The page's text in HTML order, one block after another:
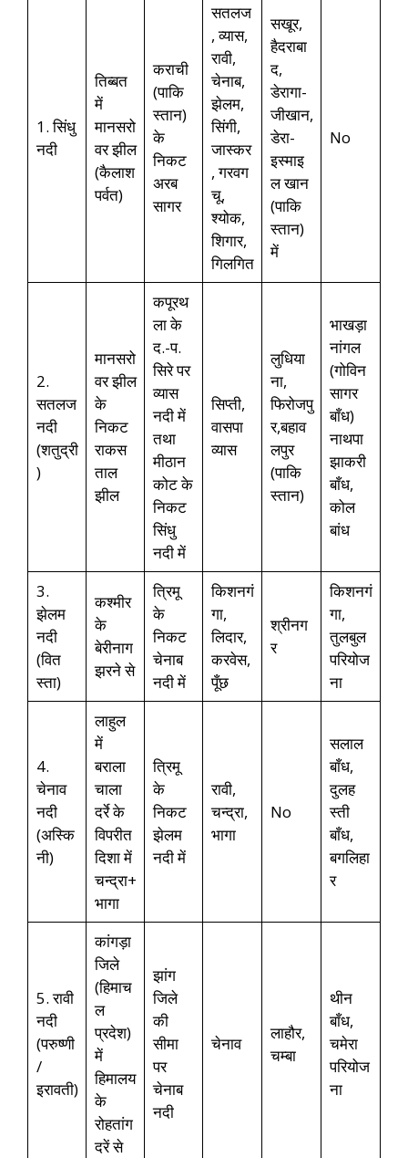
1. सिंधु
नदी
तिब्बत
में
मानसरो
वर झील
(कैलाश
पर्वत)
कराची
(पाकि
स्तान)
के
निकट
अरब
सागर
सतलज
, व्यास,
रावी,
चेनाब,
झेलम,
सिंगी,
जास्कर
, गरवग
चू,
श्योक,
शिगार,
गिलगित
सखूर,
हैदराबा
द,
डेरागा-
जीखान,
डेरा-
इस्माइ
ल खान
(पाकि
स्तान)
में
No
2.
सतलज
नदी
(शतुद्री
)
मानसरो
वर झील
के
निकट
राकस
ताल
झील
कपूरथ
ला के
द.-प.
सिरे पर
व्यास
नदी में
तथा
मीठान
कोट के
निकट
सिंधु
नदी में
सिप्ती,
वासपा
व्यास
लुधिया
ना,
फिरोजपु
र,बहाव
लपुर
(पाकि
स्तान)
भाखड़ा
नांगल
(गोविन
सागर
बाँध)
नाथपा
झाकरी
बाँध,
कोल
बांध
3.
झेलम
नदी
(वित
स्ता)
कश्मीर
के
बेरीनाग
झरने से
त्रिमू
के
निकट
चेनाब
नदी में
किशनगं
गा,
लिदार,
करवेस,
पूँछ
श्रीनग
र
किशनगं
गा,
तुलबुल
परियोज
ना
4.
चेनाव
नदी
(अस्कि
नी)
लाहुल
में
बराला
चाला
दर्रे के
विपरीत
दिशा में
चन्द्रा+
भागा
त्रिमू
के
निकट
झेलम
नदी में
रावी,
चन्द्रा,
भागा
No
सलाल
बाँध,
दुलह
स्ती
बाँध,
बगलिहा
र
5. रावी
नदी
(परुष्णी
/
इरावती)
कांगड़ा
जिले
(हिमाच
ल
प्रदेश)
में
हिमालय
के
रोहतांग
दरें से
झांग
जिले
की
सीमा
पर
चेनाब
नदी
चेनाव
लाहौर,
चम्बा
थीन
बाँध,
चमेरा
परियोज
ना